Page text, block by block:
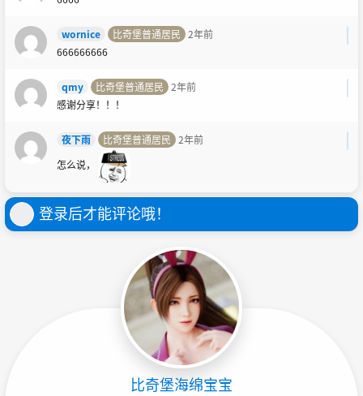
wornice 比奇堡普通居民 2年前
666666666
qmy 比奇堡普通居民 2年前
感谢分享！！！
夜下雨 比奇堡普通居民 2年前
怎么说，
登录后才能评论哦！
比奇堡海绵宝宝